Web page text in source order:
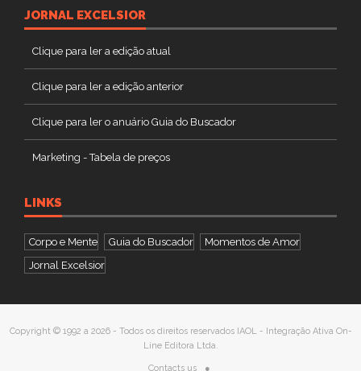
JORNAL EXCELSIOR
Clique para ler a edição atual
Clique para ler a edição anterior
Clique para ler o anuário Guia do Buscador
Marketing - Tabela de preços
LINKS
Corpo e Mente Guia do Buscador
Momentos de Amor
Jornal Excelsior
Copyright © 1992 a 2026 - Todos os direitos reservados IAOL - Integração Ativa On-
Line Editora Ltda.
Contacts us